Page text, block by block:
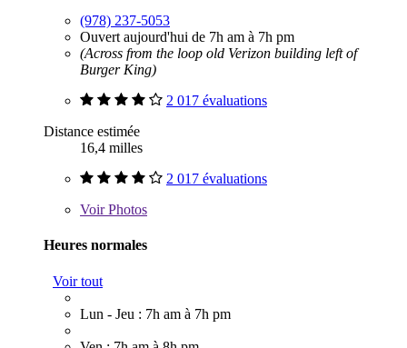
(978) 237-5053
Ouvert aujourd'hui de 7h am à 7h pm
(Across from the loop old Verizon building left of
Burger King)
2 017 évaluations
Distance estimée
16,4 milles
2 017 évaluations
VoirPhotos
Heures normales
Voir tout
Lun - Jeu : 7h am à 7h pm